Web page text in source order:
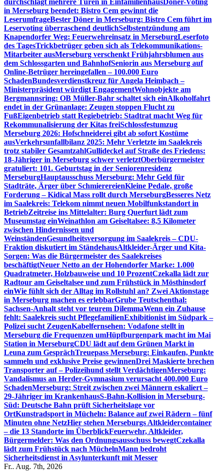
durchschlägt mehrere Türen in EinfamilienhausDöner-Voting
in Merseburg beendet: Bistro Cem gewinnt die
LeserumfrageBester Döner in Merseburg: Bistro Cem führt im
Leservoting überraschend deutlichSelbstentzündung am
Knapendorfer Weg: Feuerwehreinsatz in MerseburgLeserfoto
des TagesTrickbetrüger geben sich als Telekommunikations-
Mitarbeiter ausMerseburg verschenkt Frühjahrsblumen aus
dem Schlossgarten und BahnhofSeniorin aus Merseburg auf
Online-Betrüger hereingefallen – 100.000 Euro
SchadenBundesverdienstkreuz für Angela Heimbach –
Ministerpräsident würdigt EngagementWohnobjekte am
Bergmannsring: OB Müller-Bahr schaltet sich einAlkoholfahrt
endet in der Grünanlage: Zeugen stoppen Flucht zu
FußEigenbetrieb statt Regiebetrieb: Stadtrat macht Weg für
Rekommunalisierung der Kitas freiSchlossfestumzug
Merseburg 2026: Hofschneiderei gibt ab sofort Kostüme
ausVerkehrsunfallbilanz 2025: Mehr Verletzte im Saalekreis
trotz stabiler GesamtzahlGullideckel auf Straße des Friedens:
18-Jähriger in Merseburg schwer verletztOberbürgermeister
gratuliert: 101. Geburtstag in der Seniorenresidenz
MerseburgHauptausschuss Merseburg: Mehr Geld für
Stadträte, Ärger über SchmierereienKleine Pedale, große
Forderung – Kidical Mass rollt durch MerseburgBesseres Netz
im Saalekreis: Telekom nimmt neuen Mobilfunkstandort in
BetriebZeitreise ins Mittelalter: Burg Querfurt lädt zum
Museumstag einWeinathlon am Geiseltalsee: 8,5 Kilometer
zwischen Hindernissen und
WeinständenGesundheitsversorgung im Saalekreis – CDU-
Fraktion diskutiert im StändehausAltkleider-Ärger und Kita-
Sorgen: Was die Bürgermeister des Saalekreises
beschäftigtNeuer Netto an der Hohendorfer Marke: 1.000
Quadratmeter, Holzbauweise und 10 ProzentCzekalla lädt zur
Radtour am Geiseltalsee und zum Frühstück in Mösthinsdorf
einWie fühlt sich der Alltag im Rollstuhl an? Zwei Aktionstage
in Merseburg machen es erlebbarGrube Teutschenthal:
Sachsen-Anhalt steht vor teurem DilemmaWenn ein Zuhause
fehlt: Saalekreis sucht PflegefamilienExhibitionist im Südpark –
Polizei sucht ZeugenKabelfernsehen: Vodafone stellt in
Merseburg die Frequenzen umHüpfburgenpark macht im Mai
Station in MerseburgCDU lädt auf dem Grünen Markt in
Leuna zum GesprächTreuepass Merseburg: Einkaufen, Punkte
sammeln und exklusive Preise gewinnenDrei Maskierte brechen
Transporter auf – Polizeihund stellt VerdächtigenMerseburg:
Vandalismus an Herder-Gymnasium verursacht 400.000 Euro
SchadenMerseburg: Streit zwischen zwei Männern eskaliert –
29-Jähriger im KrankenhausS-Bahn-Kollision in Merseburg-
Süd: Deutsche Bahn prüft Sicherheitslage vor
OrtKunstradsport in Mücheln: Balance auf zwei Rädern – fünf
Minuten ohne NetzHier stehen Merseburgs Altkleidercontainer
– die 13 Standorte im ÜberblickFeuerwehr, Altkleider,
Bürgermelder: Was den Ordnungsausschuss bewegtCzekalla
lädt zum Frühstück nach MüchelnMann bedroht
Sicherheitsdienst in Asylunterkunft mit Messer
Fr.. Aug. 7th, 2026